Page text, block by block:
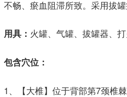
不畅、瘀血阻滞所致。采用拔
用具： 火罐、气罐、拔罐器、
包含穴位：
1、【大椎】位于背部第7颈椎棘